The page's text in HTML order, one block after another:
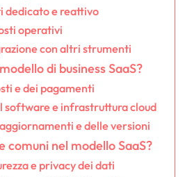
dedicato e reattivo
operativi
con altri strumenti
di business SaaS?
e dei pagamenti
software e infrastruttura cloud
e delle versioni
comuni nel modello SaaS?
e privacy dei dati